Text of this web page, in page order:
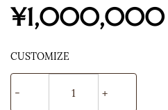
¥1,000,000
CUSTOMIZE